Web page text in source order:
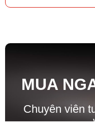
MUA
Chuyên viên